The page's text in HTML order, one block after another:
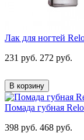
Лак для ногтей
231 руб. 272 руб.
В корзину
Помада губная
398 руб. 468 руб.